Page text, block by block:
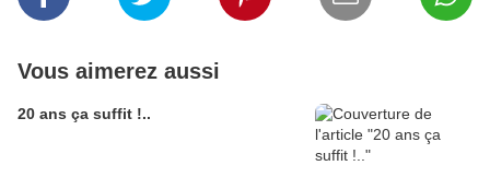
Vous aimerez aussi
20 ans ça suffit !..